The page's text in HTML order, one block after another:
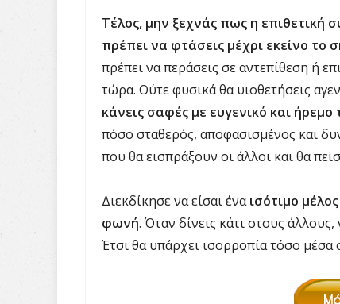
Τέλος, μην ξεχνάς πως η επιθετική
πρέπει να φτάσεις μέχρι εκείνο το
πρέπει να περάσεις σε αντεπίθεση ή
τώρα. Ούτε φυσικά θα υιοθετήσεις
κάνεις σαφές με ευγενικό και
πόσο σταθερός, αποφασισμένος και
που θα εισπράξουν οι άλλοι και θα
Διεκδίκησε να είσαι έναισότιμο
φωνή. Όταν δίνεις κάτι στους
Έτσι θα υπάρχει ισορροπία τόσο μέσα